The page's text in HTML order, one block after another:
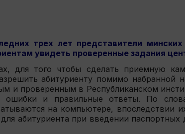
трех лет представители
увидеть проверенные задания
для того чтобы сделать приемную
абитуриенту помимо
и проверенным в Республиканском
ошибки и правильные ответы. По
на компьютере,
абитуриента при введении